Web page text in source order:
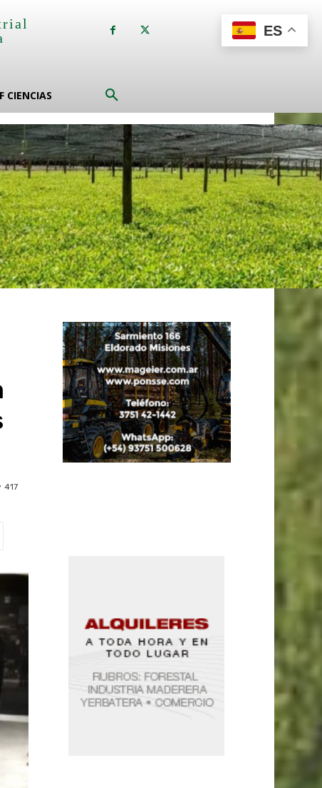
CIENCIAS
417
ES